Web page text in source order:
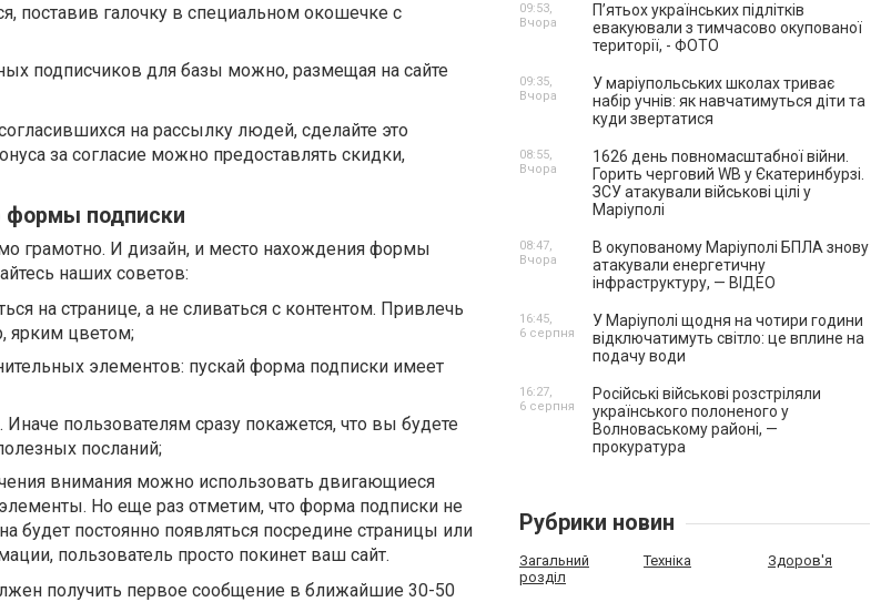
поставив галочку в специальном окошечке с
подписчиков для базы можно, размещая на сайте
на рассылку людей, сделайте это
за согласие можно предоставлять скидки,
формы подписки
грамотно. И дизайн, и место нахождения формы
наших советов:
на странице, а не сливаться с контентом. Привлечь
ярким цветом;
элементов: пускай форма подписки имеет
пользователям сразу покажется, что вы будете
посланий;
внимания можно использовать двигающиеся
Но еще раз отметим, что форма подписки не
будет постоянно появляться посредине страницы или
пользователь просто покинет ваш сайт.
получить первое сообщение в ближайшие 30-50
П’ятьох українських підлітків
евакуювали з тимчасово окупованої
території, - ФОТО
09:53,
Вчора
У маріупольських школах триває
набір учнів: як навчатимуться діти та
куди звертатися
09:35,
Вчора
1626 день повномасштабної війни.
Горить черговий WB у Єкатеринбурзі.
ЗСУ атакували військові цілі у
Маріуполі
08:55,
Вчора
В окупованому Маріуполі БПЛА знову
атакували енергетичну
інфраструктуру, — ВІДЕО
08:47,
Вчора
У Маріуполі щодня на чотири години
відключатимуть світло: це вплине на
подачу води
16:45,
6 серпня
Російські військові розстріляли
українського полоненого у
Волноваському районі, —
прокуратура
16:27,
6 серпня
Рубрики новин
Загальний
розділ
Техніка Здоров'я